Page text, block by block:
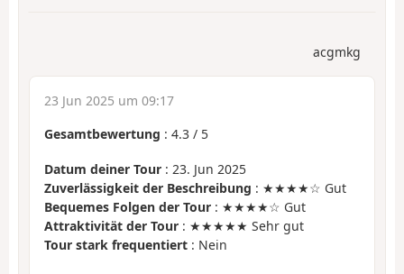
acgmkg
23 Jun 2025 um 09:17
Gesamtbewertung : 4.3 / 5
Datum deiner Tour : 23. Jun 2025
Zuverlässigkeit der Beschreibung : ★★★★☆ Gut
Bequemes Folgen der Tour : ★★★★☆ Gut
Attraktivität der Tour : ★★★★★ Sehr gut
Tour stark frequentiert : Nein